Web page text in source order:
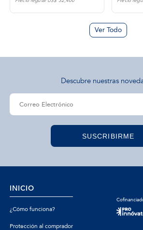
Ver Todo
Descubre nuestras
SUSCRIBIRME
INICIO
¿Cómo funciona?
Protección al comprador